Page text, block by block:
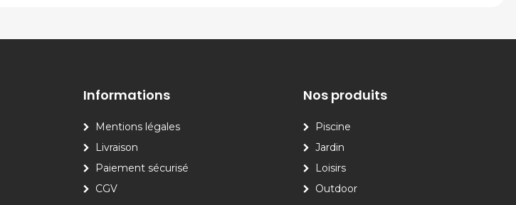
Informations
Mentions légales
Livraison
Paiement sécurisé
CGV
Nos produits
Piscine
Jardin
Loisirs
Outdoor